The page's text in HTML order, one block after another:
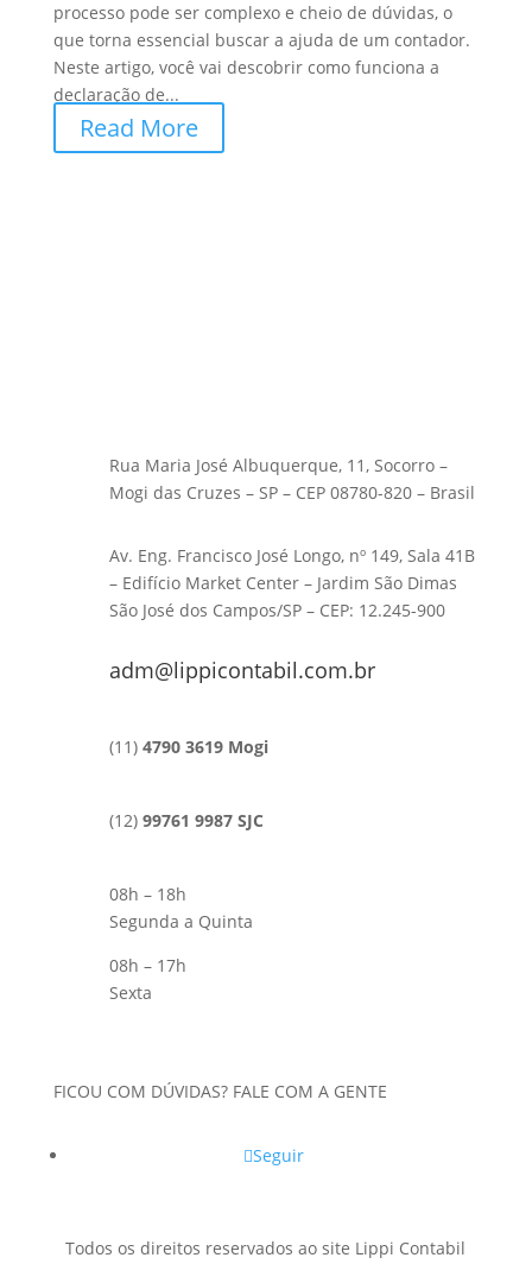
processo pode ser complexo e cheio de dúvidas, o
que torna essencial buscar a ajuda de um contador.
Neste artigo, você vai descobrir como funciona a
declaração de...
Read More
Rua Maria José Albuquerque, 11, Socorro –
Mogi das Cruzes – SP – CEP 08780-820 – Brasil
Av. Eng. Francisco José Longo, nº 149, Sala 41B
– Edifício Market Center – Jardim São Dimas
São José dos Campos/SP – CEP: 12.245-900
adm@lippicontabil.com.br
(11) 4790 3619 Mogi
(12) 99761 9987 SJC
08h – 18h
Segunda a Quinta
08h – 17h
Sexta
FICOU COM DÚVIDAS? FALE COM A GENTE
Seguir
Todos os direitos reservados ao site Lippi Contabil